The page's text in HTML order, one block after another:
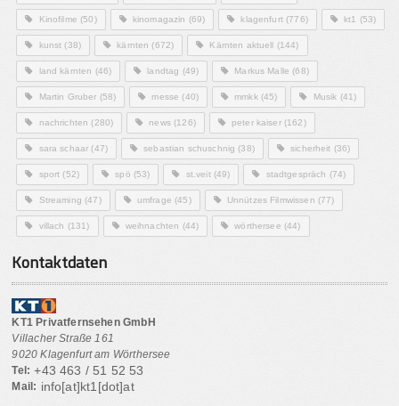
Kinofilme (50) kinomagazin (69) klagenfurt(776) kt1 (53)
kunst (38) kärnten (672) Kärnten aktuell (144)
land kärnten (46) landtag (49) Markus Malle (68)
Martin Gruber (58) messe (40) mmkk(45) Musik (41)
nachrichten (280) news(126) peter kaiser(162)
sara schaar (47) sebastian schuschnig (38) sicherheit (36)
sport (52) spö (53) st.veit(49) stadtgespräch (74)
Streaming (47) umfrage (45) Unnützes Filmwissen (77)
villach (131) weihnachten (44) wörthersee (44)
Kontaktdaten
KT1 Privatfernsehen GmbH
Villacher Straße 161
9020 Klagenfurt am Wörthersee
Tel: +43 463 / 51 52 53
Mail: info[at]kt1[dot]at